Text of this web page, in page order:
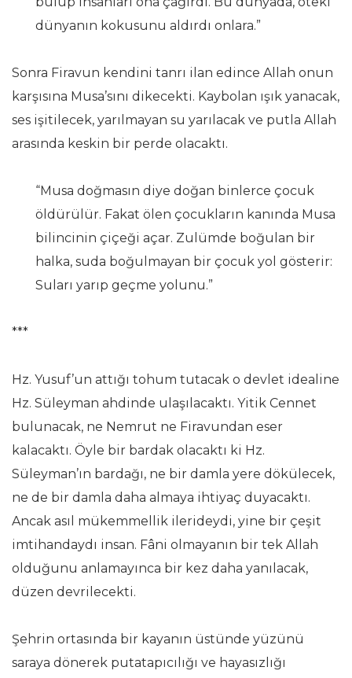
dünyanın kokusunu aldırdı onlara.”
Sonra Firavun kendini tanrı ilan edince Allah onun
karşısına Musa’sını dikecekti. Kaybolan ışık yanacak,
ses işitilecek, yarılmayan su yarılacak ve putla Allah
arasında keskin bir perde olacaktı.
“Musa doğmasın diye doğan binlerce çocuk
öldürülür. Fakat ölen çocukların kanında Musa
bilincinin çiçeği açar. Zulümde boğulan bir
halka, suda boğulmayan bir çocuk yol gösterir:
Suları yarıp geçme yolunu.”
***
Hz. Yusuf’un attığı tohum tutacak o devlet idealine
Hz. Süleyman ahdinde ulaşılacaktı. Yitik Cennet
bulunacak, ne Nemrut ne Firavundan eser
kalacaktı. Öyle bir bardak olacaktı ki Hz.
Süleyman’ın bardağı, ne bir damla yere dökülecek,
ne de bir damla daha almaya ihtiyaç duyacaktı.
Ancak asıl mükemmellik ilerideydi, yine bir çeşit
imtihandaydı insan. Fâni olmayanın bir tek Allah
olduğunu anlamayınca bir kez daha yanılacak,
düzen devrilecekti.
Şehrin ortasında bir kayanın üstünde yüzünü
saraya dönerek putatapıcılığı ve hayasızlığı